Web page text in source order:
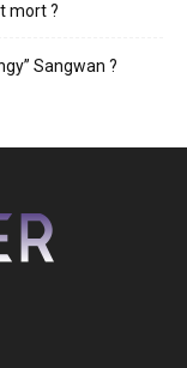
mort ?
Sangwan ?